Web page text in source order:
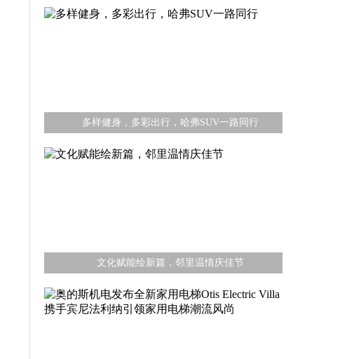
多样健身，多彩出行，哈弗SUV一路同行
文化赋能绘新篇，邻里温情庆佳节